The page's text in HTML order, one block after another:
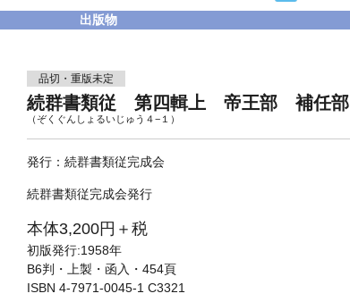
出版物
品切・重版未定
続群書類従 第四輯上 帝王部 補任部
（ぞくぐんしょるいじゅう４−１）
発行：続群書類従完成会
続群書類従完成会発行
本体3,200円＋税
初版発行:1958年
B6判・上製・函入・454頁
ISBN 4-7971-0045-1 C3321